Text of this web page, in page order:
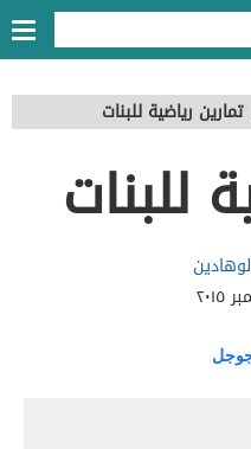
تمارين رياضية للبنات
للبنات